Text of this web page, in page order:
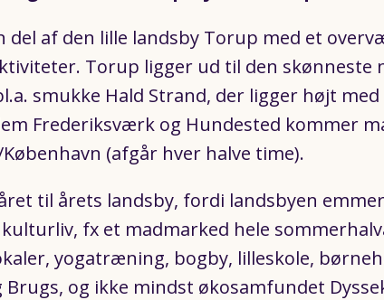
del af den lille landsby Torup med et
Torup ligger ud til den skønneste
smukke Hald Strand, der ligger højt
Frederiksværk og Hundested kommer
(afgår hver halve time).
til årets landsby, fordi landsbyen
fx et madmarked hele
yogatræning, bogby, lilleskole,
og ikke mindst økosamfundet